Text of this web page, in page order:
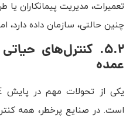
تعمیرات، مدیریت پیمانکاران یا
چنین حالتی، سازمان داده دارد،
5.2. کنترل‌های
عمده
است. در صنایع پرخطر، همه